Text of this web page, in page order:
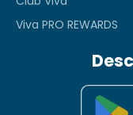
Viva PRO REWARDS